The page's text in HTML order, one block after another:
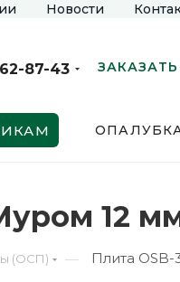
Новости
87-43
12
(ОСП) — Плита